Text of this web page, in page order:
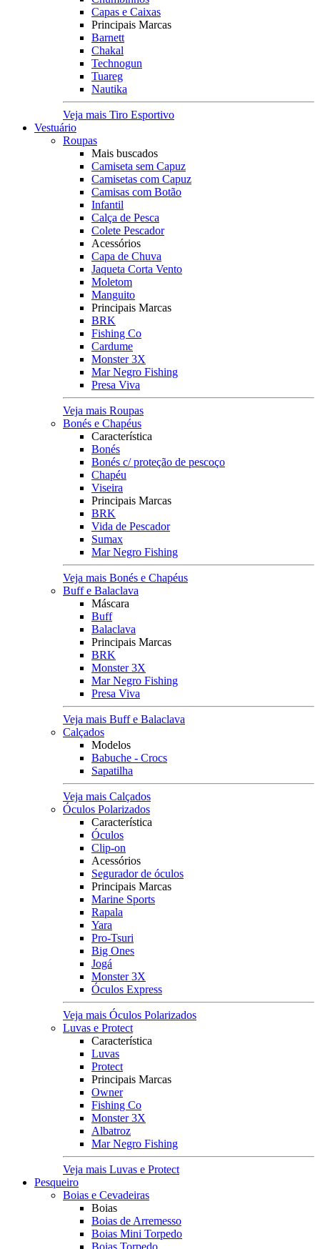
Capas e Caixas
Principais Marcas
Barnett
Chakal
Technogun
Tuareg
Nautika
Veja mais Tiro Esportivo
Vestuário
Roupas
Mais buscados
Camiseta sem Capuz
Camisetas com Capuz
Camisas com Botão
Infantil
Calça de Pesca
Colete Pescador
Acessórios
Capa de Chuva
Jaqueta Corta Vento
Moletom
Manguito
Principais Marcas
BRK
Fishing Co
Cardume
Monster 3X
Mar Negro Fishing
Presa Viva
Veja mais Roupas
Bonés e Chapéus
Característica
Bonés
Bonés c/ proteção de pescoço
Chapéu
Viseira
Principais Marcas
BRK
Vida de Pescador
Sumax
Mar Negro Fishing
Veja mais Bonés e Chapéus
Buff e Balaclava
Máscara
Buff
Balaclava
Principais Marcas
BRK
Monster 3X
Mar Negro Fishing
Presa Viva
Veja mais Buff e Balaclava
Calçados
Modelos
Babuche - Crocs
Sapatilha
Veja mais Calçados
Óculos Polarizados
Característica
Óculos
Clip-on
Acessórios
Segurador de óculos
Principais Marcas
Marine Sports
Rapala
Yara
Pro-Tsuri
Big Ones
Jogá
Monster 3X
Óculos Express
Veja mais Óculos Polarizados
Luvas e Protect
Característica
Luvas
Protect
Principais Marcas
Owner
Fishing Co
Monster 3X
Albatroz
Mar Negro Fishing
Veja mais Luvas e Protect
Pesqueiro
Boias e Cevadeiras
Boias
Boias de Arremesso
Boias Mini Torpedo
Boias Torpedo